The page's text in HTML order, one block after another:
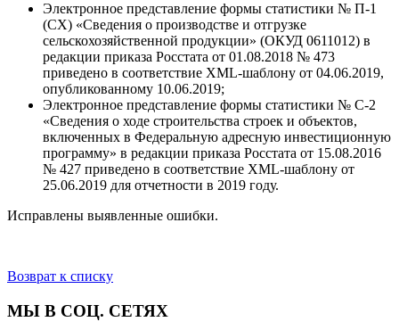
Электронное представление формы статистики № П-1
(СХ) «Сведения о производстве и отгрузке
сельскохозяйственной продукции» (ОКУД 0611012) в
редакции приказа Росстата от 01.08.2018 № 473
приведено в соответствие XML-шаблону от 04.06.2019,
опубликованному 10.06.2019;
Электронное представление формы статистики № С-2
«Сведения о ходе строительства строек и объектов,
включенных в Федеральную адресную инвестиционную
программу» в редакции приказа Росстата от 15.08.2016
№ 427 приведено в соответствие XML-шаблону от
25.06.2019 для отчетности в 2019 году.
Исправлены выявленные ошибки.
Возврат к списку
МЫ В СОЦ. СЕТЯХ